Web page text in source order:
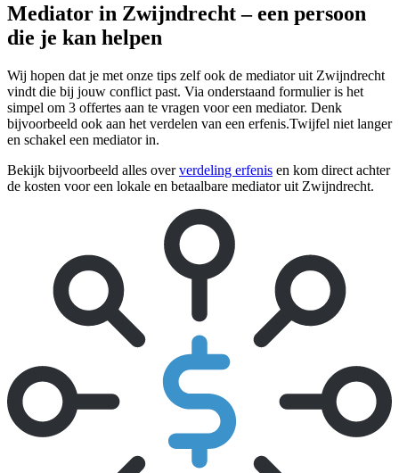
Mediator in Zwijndrecht – een persoon
die je kan helpen
Wij hopen dat je met onze tips zelf ook de mediator uit Zwijndrecht
vindt die bij jouw conflict past. Via onderstaand formulier is het
simpel om 3 offertes aan te vragen voor een mediator. Denk
bijvoorbeeld ook aan het verdelen van een erfenis.Twijfel niet langer
en schakel een mediator in.
Bekijk bijvoorbeeld alles oververdeling erfenis en kom direct achter
de kosten voor een lokale en betaalbare mediator uit Zwijndrecht.